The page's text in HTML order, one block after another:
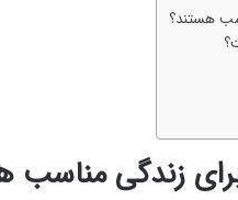
هستند؟
زندگی مناسب